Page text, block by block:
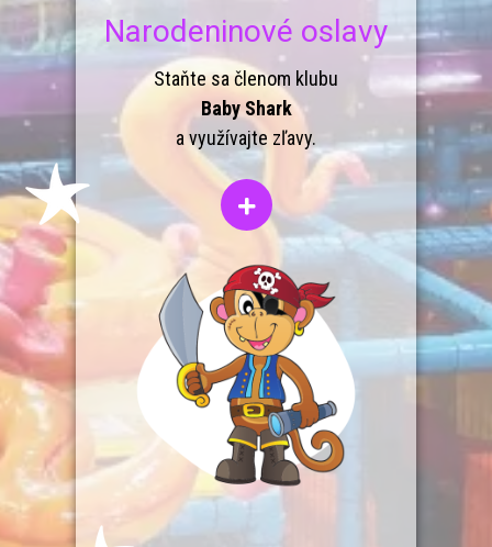
Narodeninové oslavy
Staňte sa členom klubu
Baby Shark
a využívajte zľavy.